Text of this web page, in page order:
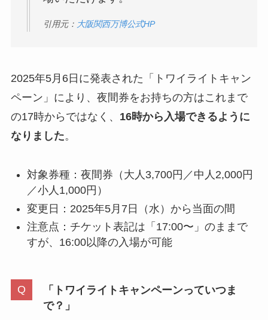
引用元： 大阪関西万博公式HP
2025年5月6日に発表された「トワイライトキャン
ペーン」により、夜間券をお持ちの方はこれまで
の17時からではなく、 16時から入場できるように
なりました。
対象券種：夜間券（大人3,700円／中人2,000円
／小人1,000円）
変更日：2025年5月7日（水）から当面の間
注意点：チケット表記は「17:00〜」のままで
すが、16:00以降の入場が可能
「トワイライトキャンペーンっていつま
で？」